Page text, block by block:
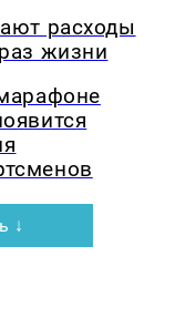
расходы
жизни
↓